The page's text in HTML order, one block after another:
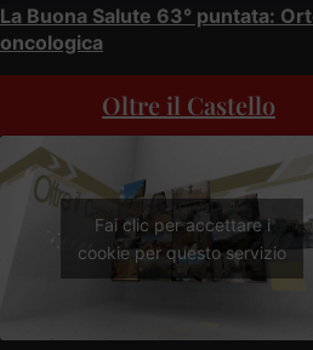
La Buona Salute 63° puntata:
oncologica
Oltre il Castello
Fai clic per accettare i
cookie per questo servizio